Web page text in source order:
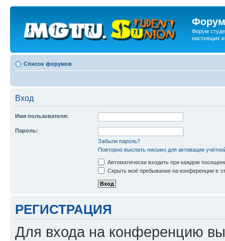
Форум
настоящих
Список форумов
Вход
Имя пользователя:
Пароль:
Забыли пароль?
Повторно выслать письмо для активации
Автоматически входить при каждом
Скрыть моё пребывание на конференции в
РЕГИСТРАЦИЯ
Для входа на конференцию